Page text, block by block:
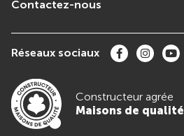
Contactez-nous
Réseaux sociaux
Constructeur agrée
Maisons de qualité